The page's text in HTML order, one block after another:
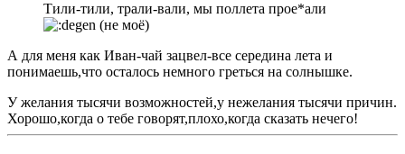
Тили-тили, трали-вали, мы поллета прое*али
(не моё)
А для меня как Иван-чай зацвел-все середина лета и
понимаешь,что осталось немного греться на солнышке.
У желания тысячи возможностей,у нежелания тысячи причин.
Хорошо,когда о тебе говорят,плохо,когда сказать нечего!